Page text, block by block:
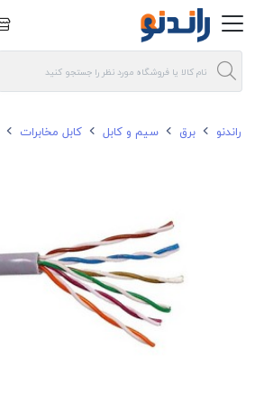
راندنو برق سیم و کابل کابل مخابرات